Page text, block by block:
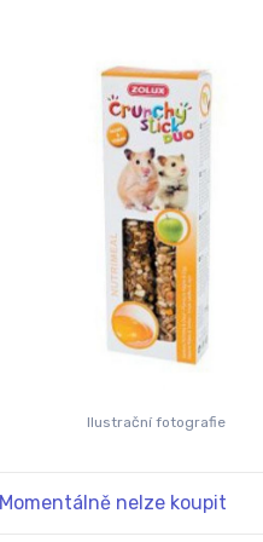
Ilustrační fotografie
Momentálně nelze koupit